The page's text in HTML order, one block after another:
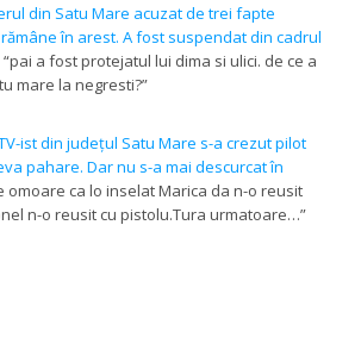
din Satu Mare acuzat de trei fapte
în arest. A fost suspendat din cadrul
“pai a fost protejatul lui dima si ulici. de ce a
mare la negresti?”
ist din județul Satu Mare s-a crezut pilot
pahare. Dar nu s-a mai descurcat în
omoare ca lo inselat Marica da n-o reusit
n-o reusit cu pistolu.Tura urmatoare…”